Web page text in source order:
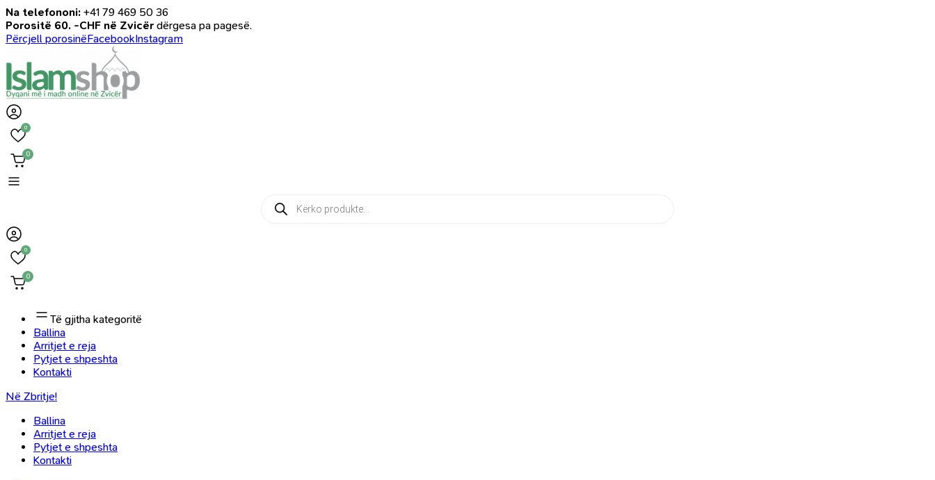
Na telefononi: +41 79 469 50 36
Porositë 60. -CHF në Zvicër dërgesa pa pagesë.
Përcjell porosinëFacebookInstagram
0
0
Products
search
0
0
Të gjitha kategoritë
Ballina
Arritjet e reja
Pytjet e shpeshta
Kontakti
Në Zbritje!
Ballina
Arritjet e reja
Pytjet e shpeshta
Kontakti